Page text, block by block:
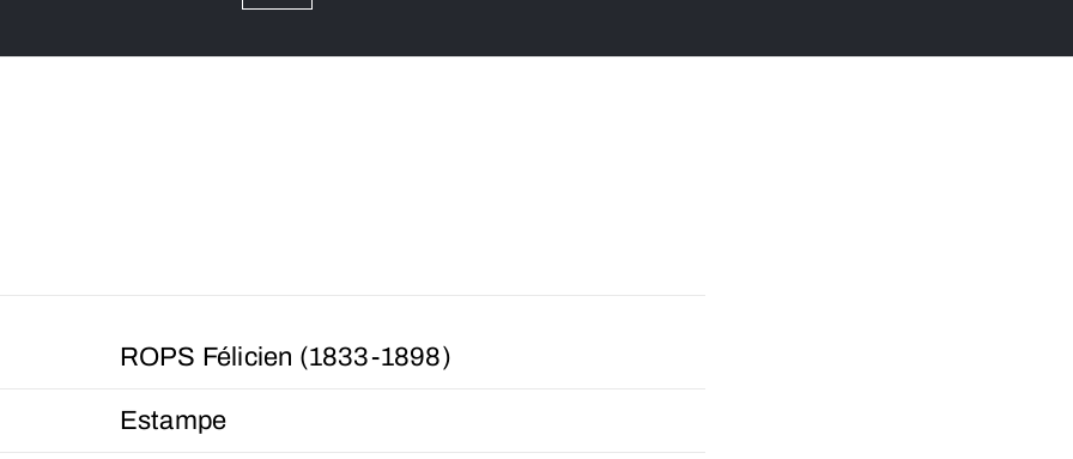
ROPS Félicien (1833-1898)
Estampe